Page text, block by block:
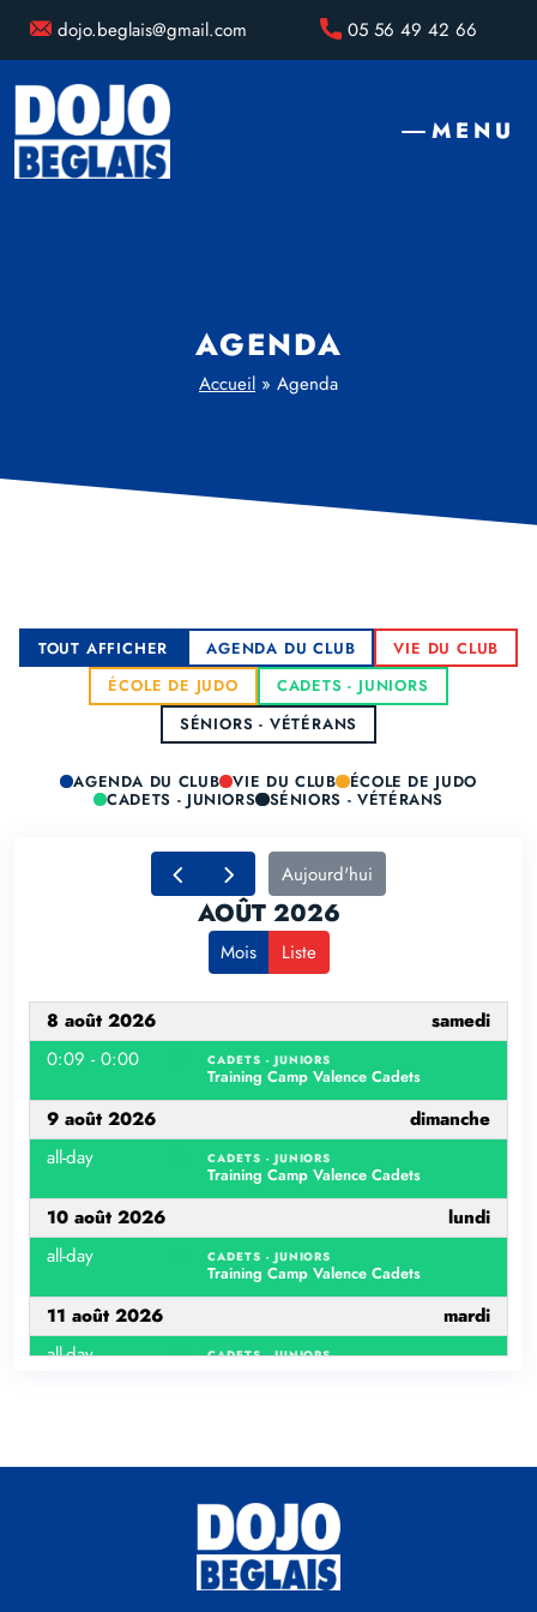
dojo.beglais@gmail.com 05 56 49 42 66
MENU
AGENDA
Accueil » Agenda
TOUT AFFICHER AGENDA DU CLUB
VIE DU CLUB
ÉCOLE DE JUDO
CADETS - JUNIORS
SÉNIORS - VÉTÉRANS
AGENDA DU CLUB VIE DU CLUB ÉCOLE DE JUDO
CADETS - JUNIORS SÉNIORS - VÉTÉRANS
Aujourd'hui
AOÛT 2026
Mois Liste
8 août 2026
samedi
0:09 - 0:00
CADETS - JUNIORS
Training Camp Valence Cadets
9 août 2026
dimanche
all-day
CADETS - JUNIORS
Training Camp Valence Cadets
10 août 2026
lundi
all-day
CADETS - JUNIORS
Training Camp Valence Cadets
11 août 2026
mardi
all-day
CADETS - JUNIORS
Training Camp Valence Cadets
CADETS - JUNIORS
Training Camp Valence Cadets